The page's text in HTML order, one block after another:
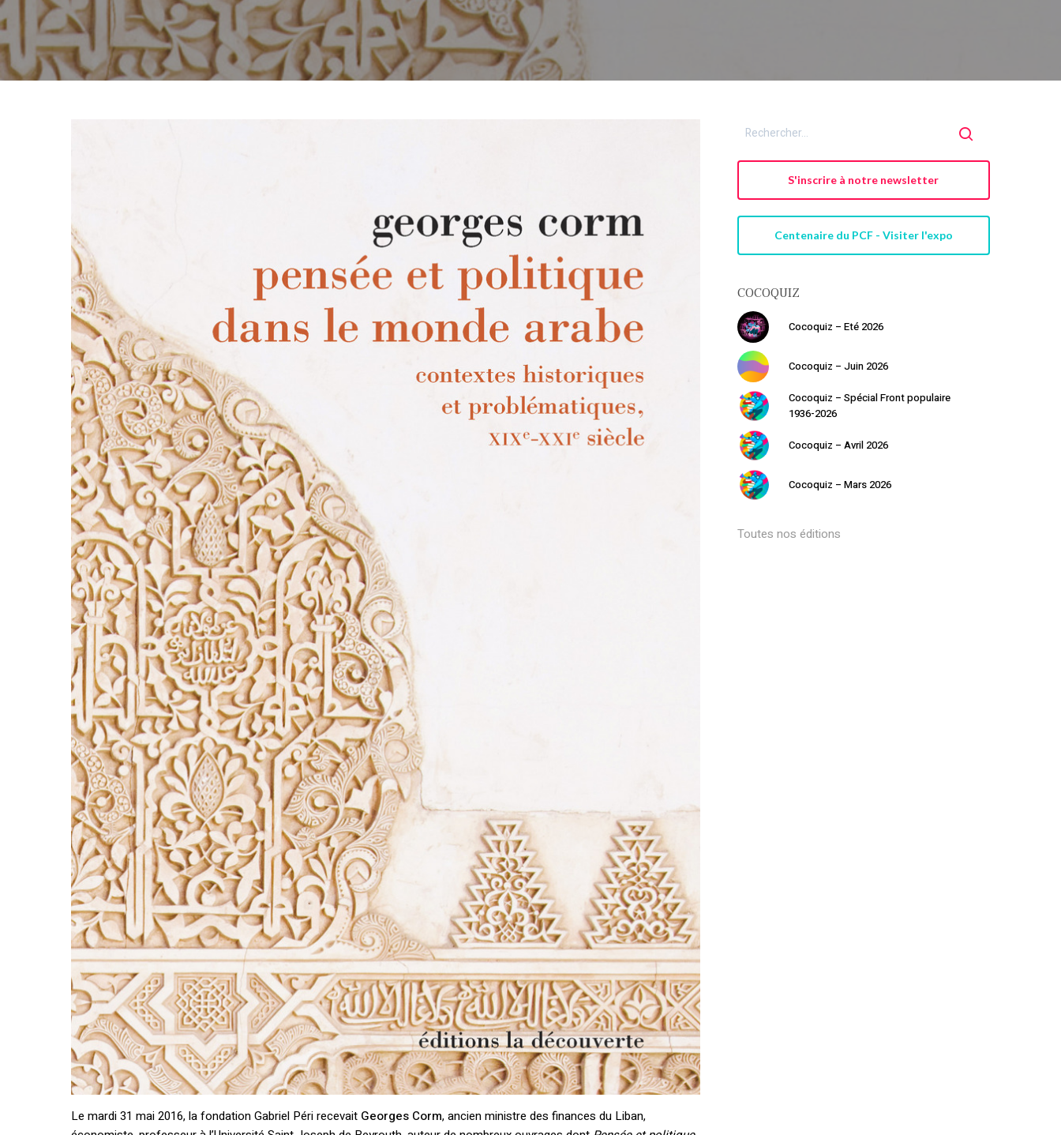
Le mardi 31 mai 2016, la fondation Gabriel Péri recevait Georges Corm, ancien ministre des finances du Liban,
S'inscrire à notre newsletter
Centenaire du PCF - Visiter l'expo
COCOQUIZ
Cocoquiz – Eté 2026
Cocoquiz – Juin 2026
Cocoquiz – Spécial Front populaire
1936-2026
Cocoquiz – Avril 2026
Cocoquiz – Mars 2026
Toutes nos éditions